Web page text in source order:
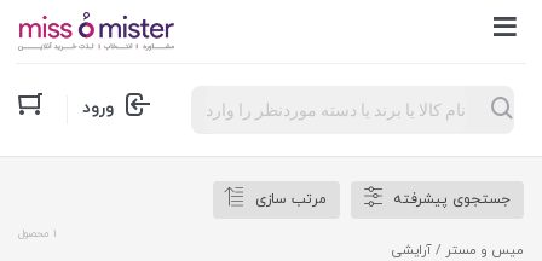
Products
search ورود
جستجوی پیشرفته مرتب سازی
میس و مستر / آرایشی
1 محصول